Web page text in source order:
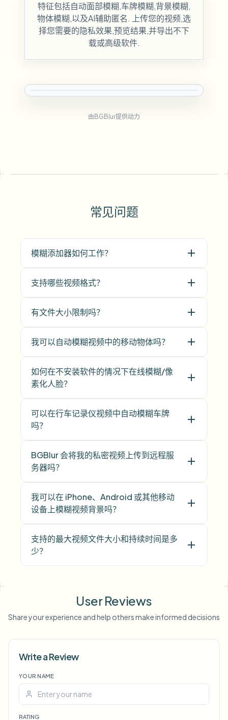
特征包括自动面部模糊,车牌模糊,背景模糊,
物体模糊,以及AI辅助匿名. 上传您的视频,选
择您需要的隐私效果,预览结果,并导出不下
载或高级软件.
由BGBlur提供动力
常见问题
模糊添加器如何工作？
支持哪些视频格式？
有文件大小限制吗？
我可以自动模糊视频中的移动物体吗？
如何在不安装软件的情况下在线模糊/像
素化人脸？
可以在行车记录仪视频中自动模糊车牌
吗？
BGBlur 会将我的私密视频上传到远程服
务器吗？
我可以在 iPhone、Android 或其他移动
设备上模糊视频背景吗？
支持的最大视频文件大小和持续时间是多
少？
User Reviews
Share your experience and help others make informed decisions
Write a Review
YOUR NAME
RATING